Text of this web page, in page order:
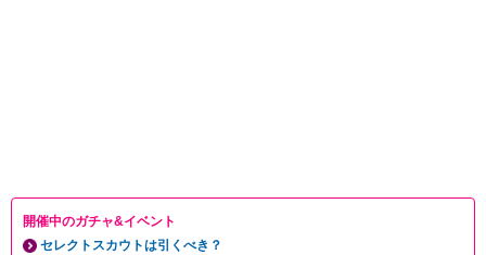
開催中のガチャ&イベント
セレクトスカウトは引くべき？